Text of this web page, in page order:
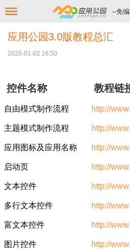
--免
应用公园3.0版教程总汇
2020-01-02 16:50
控件名称 教程链
自由模式制作流程 http://
主题模式制作流程 http://
应用图标及应用名称 http://
启动页 http://
文本控件 http://
多行文本控件 http://
富文本控件 http://
图片控件 http://